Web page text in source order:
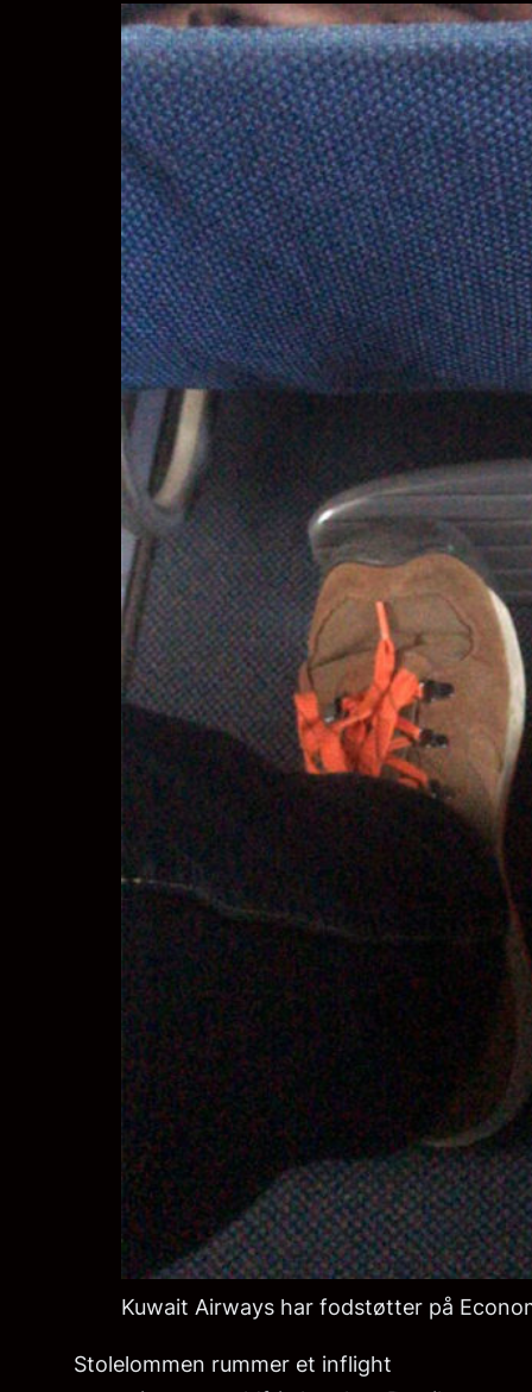
Kuwait Airways har fodstøtter på
Stolelommen rummer et inflight